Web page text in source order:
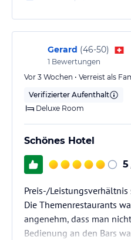
ausgelegt: Der Zugang zu
Hotelbereichen
für die komfortableren,
Strand werden 50 € pro
Gerard (46-50)
1 Bewertungen
Vor 3 Wochen • Verreist als
Verifizierter Aufenthalt
Deluxe Room
Schönes Hotel
5
Preis-/Leistungsverhältnis
Die Themenrestaurants
angenehm, dass man
Bedienung an den Bars